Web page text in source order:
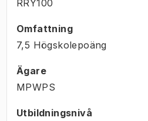
RRY100
Omfattning
7,5 Högskolepoäng
Ägare
MPWPS
Utbildningsnivå